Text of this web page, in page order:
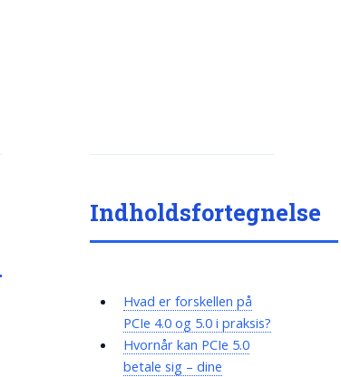
Indholdsfortegnelse
Hvad er forskellen på
PCIe 4.0 og 5.0 i praksis?
Hvornår kan PCIe 5.0
betale sig – dine